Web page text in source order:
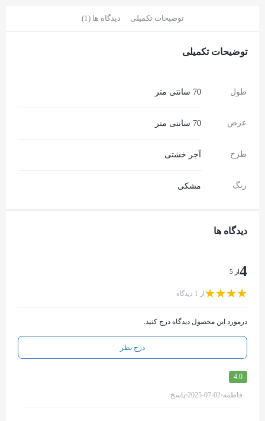
توضیحات تکمیلی دیدگاه ها (1)
توضیحات تکمیلی
طول 70 سانتی متر
عرض 70 سانتی متر
طرح آجر خشتی
رنگ مشکی
دیدگاه ها
4 از 5
از 1 دیدگاه
درمورد این محصول دیدگاه درج کنید.
درج نظر
4.0
فاطمه 2025-07-02 پاسخ